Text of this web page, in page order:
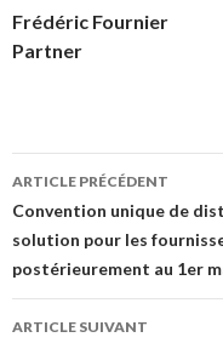
Frédéric Fournier
Partner
Navigation
des
articles
ARTICLE PRÉCÉDENT
Convention unique de
solution pour les
postérieurement au 1er
ARTICLE SUIVANT